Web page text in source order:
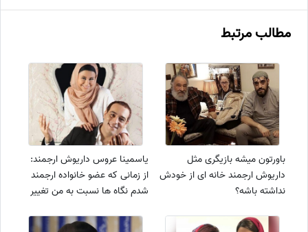
مطالب مرتبط
باورتون میشه بازیگری مثل
داریوش ارجمند خانه ای از خودش
نداشته باشه؟
یاسمینا عروس داریوش ارجمند:
از زمانی که عضو خانواده ارجمند
شدم نگاه ها نسبت به من تغییر
داریوش ارجمند ازدواج کردم!